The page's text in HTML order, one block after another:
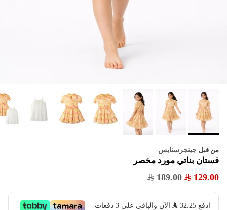
من قبل جينجرسنابس
فستان بناتي مورد مخصر
129.00
189.00
ادفع 32.25
​ الآن والباقي على 3 دفعات